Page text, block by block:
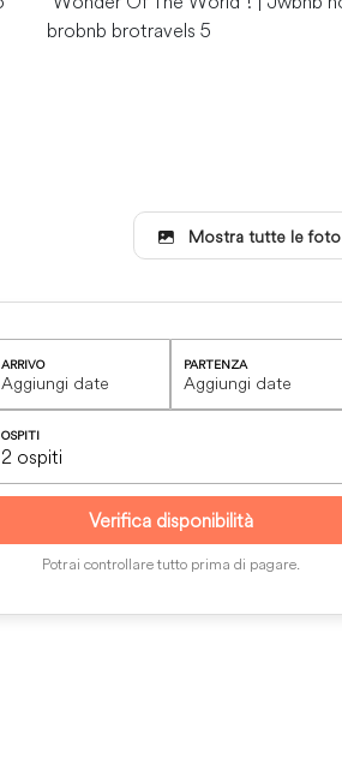
Mostra tutte le foto
ARRIVO PARTENZA
OSPITI
Verifica disponibilità
Potrai controllare tutto prima di pagare.